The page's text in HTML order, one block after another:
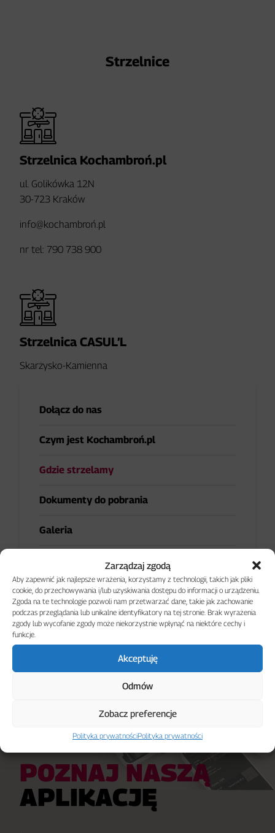
Zarządzaj zgodą
Aby zapewnić jak najlepsze wrażenia, korzystamy z technologii, takich jak pliki
cookie, do przechowywania i/lub uzyskiwania dostępu do informacji o urządzeniu.
Zgoda na te technologie pozwoli nam przetwarzać dane, takie jak zachowanie
podczas przeglądania lub unikalne identyfikatory na tej stronie. Brak wyrażenia
zgody lub wycofanie zgody może niekorzystnie wpłynąć na niektóre cechy i
funkcje.
Akceptuję
Odmów
Zobacz preferencje
Polityka prywatnościPolityka prywatności
Strzelnice
Strzelnica Kochambroń.pl
ul. Golikówka 12N
30-723 Kraków
info@kochambroń.pl
nr tel: 790 738 900
Strzelnica CASUL’L
Skarżysko-Kamienna
Dołącz do nas
Czym jest Kochambroń.pl
Gdzie strzelamy
Dokumenty do pobrania
Galeria
POZNAJ NASZĄ
APLIKACJĘ